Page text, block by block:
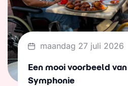
maandag 27 juli 2026
Een mooi voorbeeld
Symphonie